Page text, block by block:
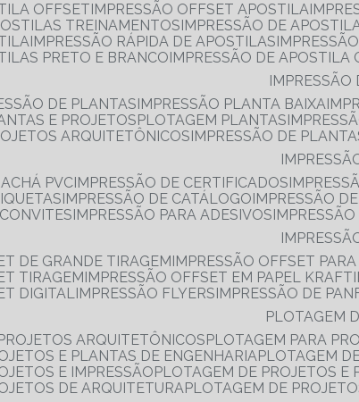
OFFSET IMPRESSÃO OFFSET APOSTILA
TREINAMENTOS IMPRESSÃO DE
IMPRESSÃO RÁPIDA DE APOSTILAS
PRETO E BRANCO IMPRESSÃO DE APOSTILA
DE PLANTAS IMPRESSÃO PLANTA BAIXA
E PROJETOS
PLOTAGEM PLANTAS
ARQUITETÔNICOS IMPRESSÃO DE
PVC IMPRESSÃO DE CERTIFICADOS
IMPRESSÃO DE CATÁLOGO IMPRESSÃO
IMPRESSÃO PARA ADESIVOS
DE GRANDE TIRAGEM IMPRESSÃO OFFSET
TIRAGEM IMPRESSÃO OFFSET EM PAPEL KRAFT
DIGITAL IMPRESSÃO FLYERS IMPRESSÃO DE
PLOTAGEM
ARQUITETÔNICOS
PLOTAGEM PARA
E PLANTAS DE ENGENHARIA
PLOTAGEM
E IMPRESSÃO
PLOTAGEM DE PROJETOS E
DE ARQUITETURA
PLOTAGEM DE